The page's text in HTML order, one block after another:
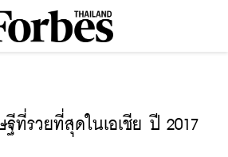
ที่รวยที่สุดในเอเชีย ปี 2017